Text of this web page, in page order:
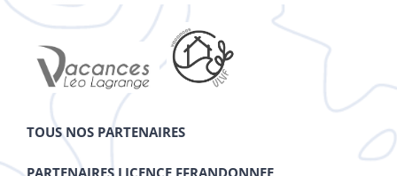
TOUS NOS PARTENAIRES
PARTENAIRES LICENCE FFRANDONNEE